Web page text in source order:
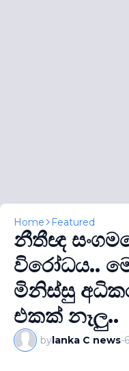
Home Featured
නීතීඥ
විරෝධය..
මිනිස්සු
එකක් නෑලු..
bylanka C news-